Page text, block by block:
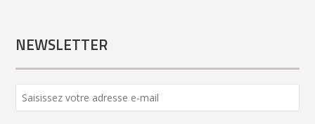
NEWSLETTER